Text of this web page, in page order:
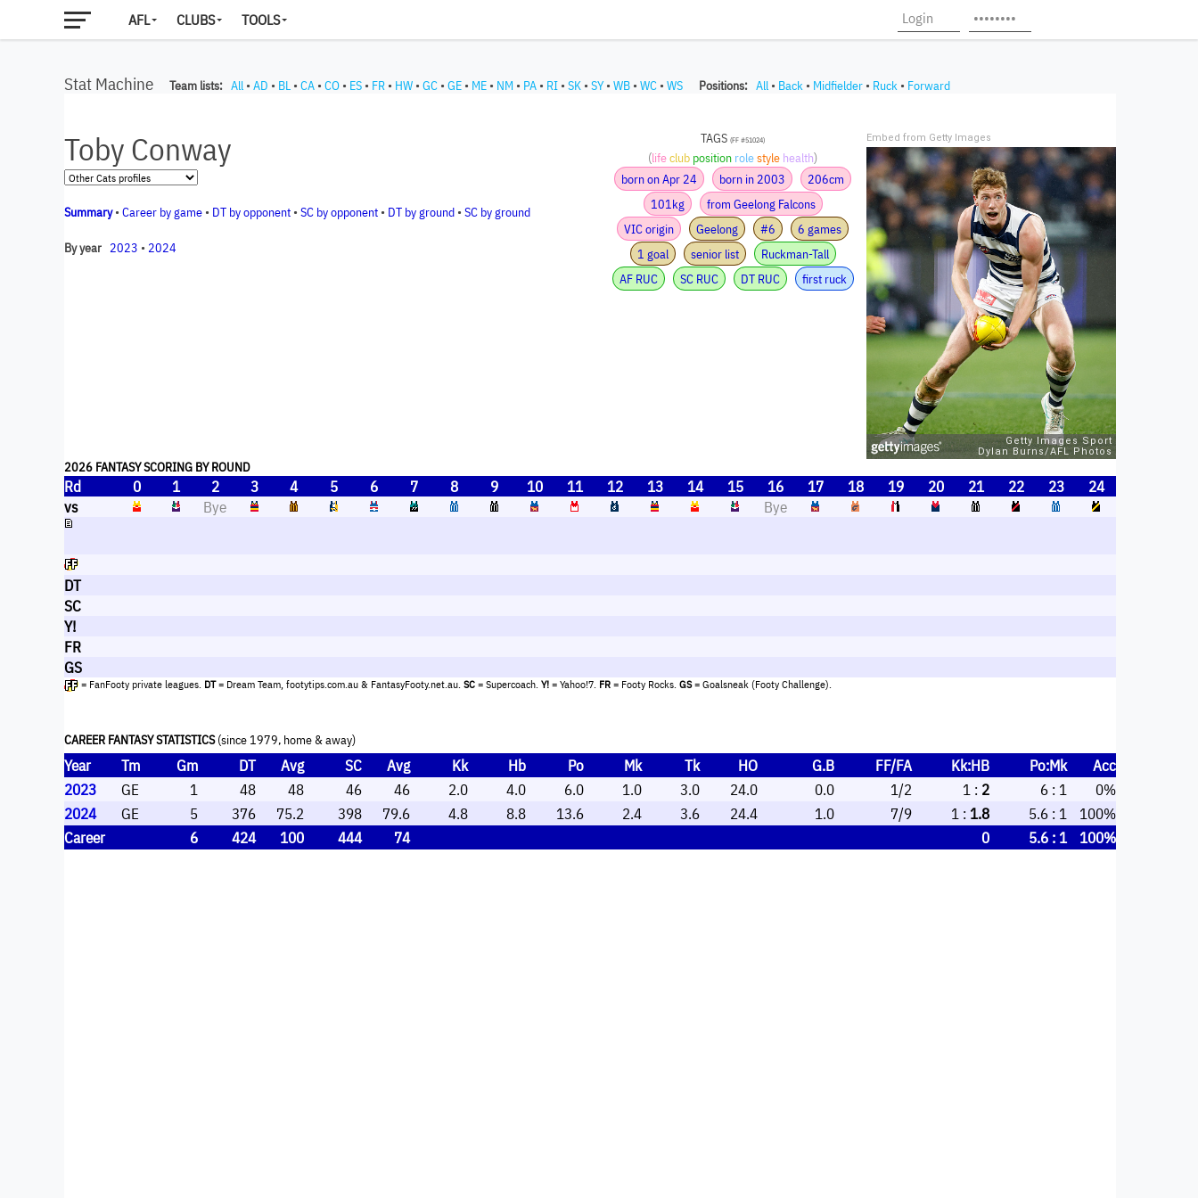
AFL CLUBS TOOLS
Stat Machine Team lists: All • AD • BL • CA • CO • ES • FR • HW • GC • GE • ME • NM • PA • RI • SK • SY• WB • WC • WS Positions: All • Back • Midfielder • Ruck • Forward